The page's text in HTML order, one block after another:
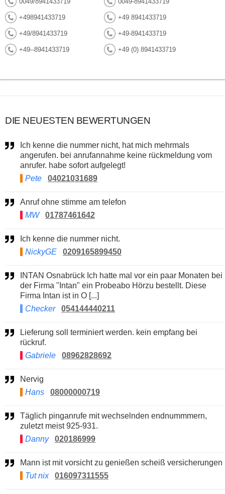
+498941433719 +49 8941433719
+49/8941433719 +49-8941433719
+49--8941433719 +49 (0) 8941433719
DIE NEUESTEN BEWERTUNGEN
angerufen. bei anrufannahme keine rückmeldung vom
anrufer. habe sofort aufgelegt!
Pete
04021031689
Anruf ohne stimme am telefon
MW
01787461642
Ich kenne die nummer nicht.
NickyGE
0209165899450
der Firma "Intan" ein Probeabo Hörzu bestellt. Diese
Firma Intan ist in O [...]
Checker
054144440211
Lieferung soll terminiert werden. kein empfang bei
rückruf.
Gabriele
08962828692
Nervig
Hans
08000000719
Täglich pinganrufe mit wechselnden endnummmern,
zuletzt meist 925-931.
Danny
020186999
Mann ist mit vorsicht zu genießen scheiß versicherungen
Tut nix
016097311555